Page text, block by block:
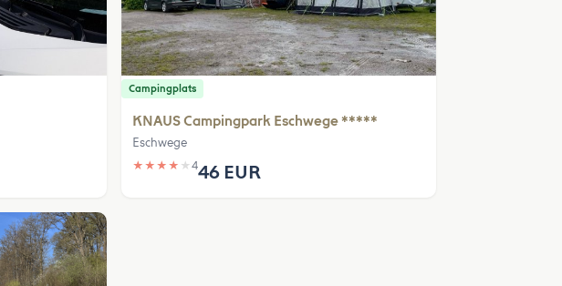
Campingplats
KNAUS Campingpark Eschwege *****
Eschwege
★ ★ ★ ★ ★ 446 EUR